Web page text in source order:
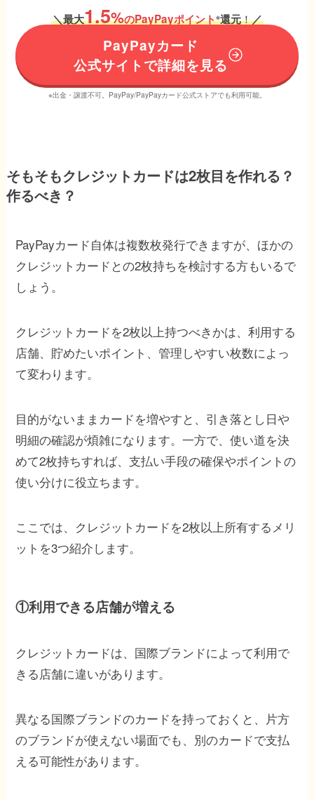
＼最大1.5%のPayPayポイント※還元！／
PayPayカード
公式サイトで詳細を見る
※出金・譲渡不可。PayPay/PayPayカード公式ストアでも利用可能。
そもそもクレジットカードは2枚目を作れる？
作るべき？
PayPayカード自体は複数枚発行できますが、ほかの
クレジットカードとの2枚持ちを検討する方もいるで
しょう。
クレジットカードを2枚以上持つべきかは、利用する
店舗、貯めたいポイント、管理しやすい枚数によっ
て変わります。
目的がないままカードを増やすと、引き落とし日や
明細の確認が煩雑になります。一方で、使い道を決
めて2枚持ちすれば、支払い手段の確保やポイントの
使い分けに役立ちます。
ここでは、クレジットカードを2枚以上所有するメリ
ットを3つ紹介します。
①利用できる店舗が増える
クレジットカードは、国際ブランドによって利用で
きる店舗に違いがあります。
異なる国際ブランドのカードを持っておくと、片方
のブランドが使えない場面でも、別のカードで支払
える可能性があります。